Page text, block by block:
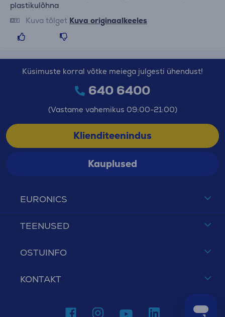
plastikulõhna
Kuva tõlget Kuva originaalkeeles
EURONICS
TEENUSED
OSTUINFO
KONTAKT
Küsimuste korral võtke meiega julgesti ühendust!
640 6400
(Vastame vahemikus 09:00-21:00)
Klienditeenindus
Kauplused